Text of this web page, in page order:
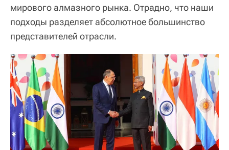
мирового алмазного рынка. Отрадно, что наши
подходы разделяет абсолютное большинство
представителей отрасли.